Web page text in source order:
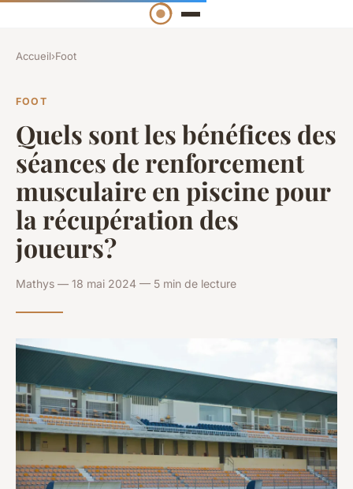
Accueil›Foot
FOOT
Quels sont les bénéfices des
séances de renforcement
musculaire en piscine pour
la récupération des
joueurs?
Mathys — 18 mai 2024 — 5 min de lecture